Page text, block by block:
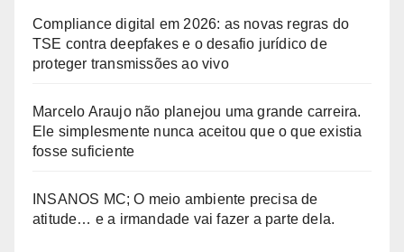
Compliance digital em 2026: as novas regras do
TSE contra deepfakes e o desafio jurídico de
proteger transmissões ao vivo
Marcelo Araujo não planejou uma grande carreira.
Ele simplesmente nunca aceitou que o que existia
fosse suficiente
INSANOS MC; O meio ambiente precisa de
atitude… e a irmandade vai fazer a parte dela.